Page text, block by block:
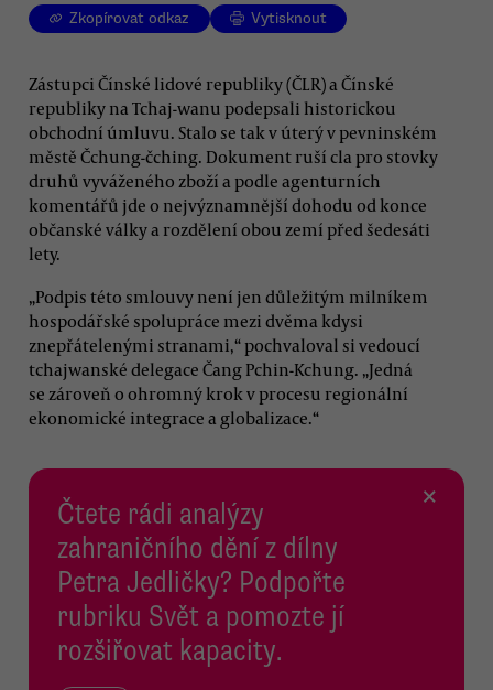
Zkopírovat odkaz Vytisknout
Zástupci Čínské lidové republiky (ČLR) a Čínské
republiky na Tchaj-wanu podepsali historickou
obchodní úmluvu. Stalo se tak v úterý v pevninském
městě Čchung-čching. Dokument ruší cla pro stovky
druhů vyváženého zboží a podle agenturních
komentářů jde o nejvýznamnější dohodu od konce
občanské války a rozdělení obou zemí před šedesáti
lety.
„Podpis této smlouvy není jen důležitým milníkem
hospodářské spolupráce mezi dvěma kdysi
znepřátelenými stranami,“ pochvaloval si vedoucí
tchajwanské delegace Čang Pchin-Kchung. „Jedná
se zároveň o ohromný krok v procesu regionální
ekonomické integrace a globalizace.“
Čtete rádi analýzy
zahraničního dění z dílny
Petra Jedličky? Podpořte
rubriku Svět a pomozte jí
rozšiřovat kapacity.
×